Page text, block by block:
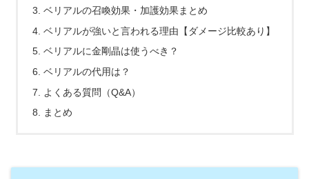
ベリアルの召喚効果・加護効果まとめ
ベリアルが強いと言われる理由【ダメージ比較あり】
ベリアルに金剛晶は使うべき？
ベリアルの代用は？
よくある質問（Q&A）
まとめ